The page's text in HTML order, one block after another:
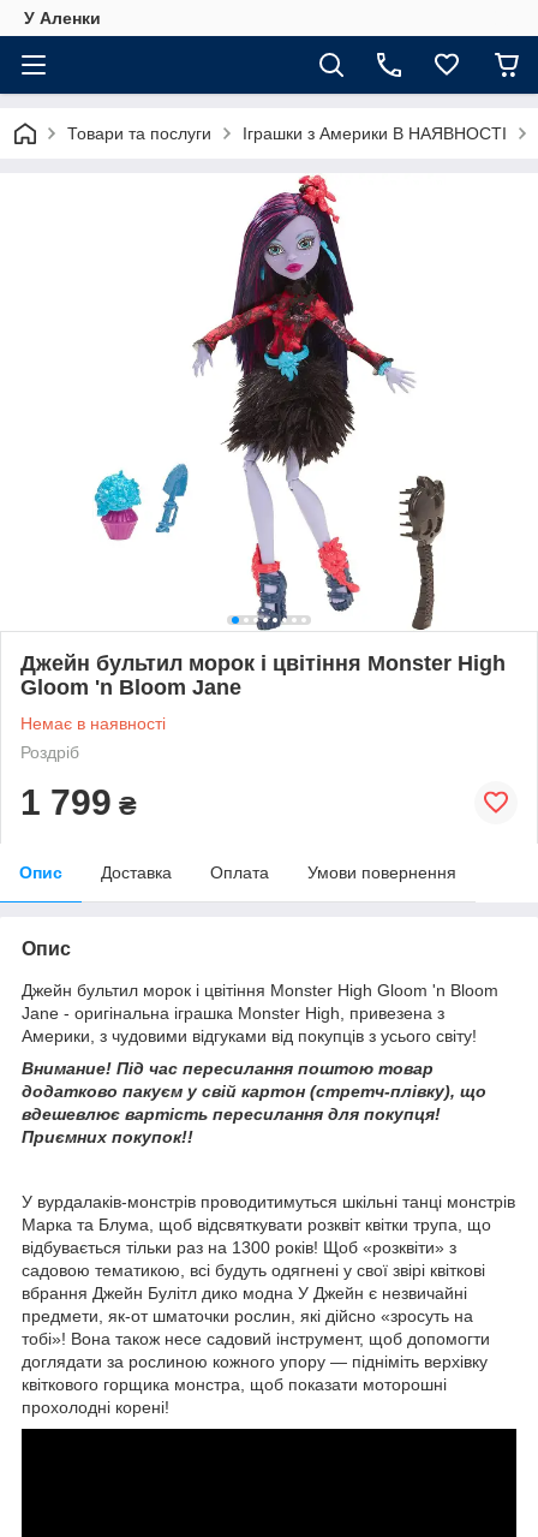
У Аленки
Товари та послуги Іграшки з Америки В НАЯВНОСТІ
Джейн бультил морок і цвітіння Monster High
Gloom 'n Bloom Jane
Немає в наявності
Роздріб
1 799 ₴
Опис Доставка Оплата Умови повернення
Опис
Джейн бультил морок і цвітіння Monster High Gloom 'n Bloom
Jane - оригінальна іграшка Monster High, привезена з
Америки, з чудовими відгуками від покупців з усього світу!
Внимание! Під час пересилання поштою товар
додатково пакуєм у свій картон (стретч-плівку), що
вдешевлює вартість пересилання для покупця!
Приємних покупок!!
У вурдалаків-монстрів проводитимуться шкільні танці монстрів
Марка та Блума, щоб відсвяткувати розквіт квітки трупа, що
відбувається тільки раз на 1300 років! Щоб «розквіти» з
садовою тематикою, всі будуть одягнені у свої звірі квіткові
вбрання Джейн Булітл дико модна У Джейн є незвичайні
предмети, як-от шматочки рослин, які дійсно «зросуть на
тобі»! Вона також несе садовий інструмент, щоб допомогти
доглядати за рослиною кожного упору — підніміть верхівку
квіткового горщика монстра, щоб показати моторошні
прохолодні корені!